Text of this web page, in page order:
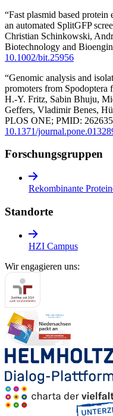
“Fast plasmid based
an automated SplitGFP
Christian Schinkowski,
Biotechnology and
10.1002/bit.25956
“Genomic analysis and
promoters from Spodoptera
H.-Y. Fritz, Sabin Bhuju,
Geffers, Vladimir Benes,
PLOS ONE; PMID:
10.1371/
Forschungs­gruppen
Rekombinante
Standorte
HZI Campus
Wir engagieren uns: